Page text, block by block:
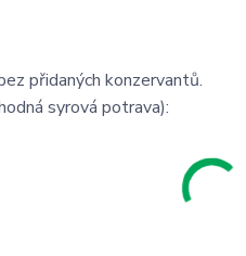
přidaných konzervantů.
syrová potrava):